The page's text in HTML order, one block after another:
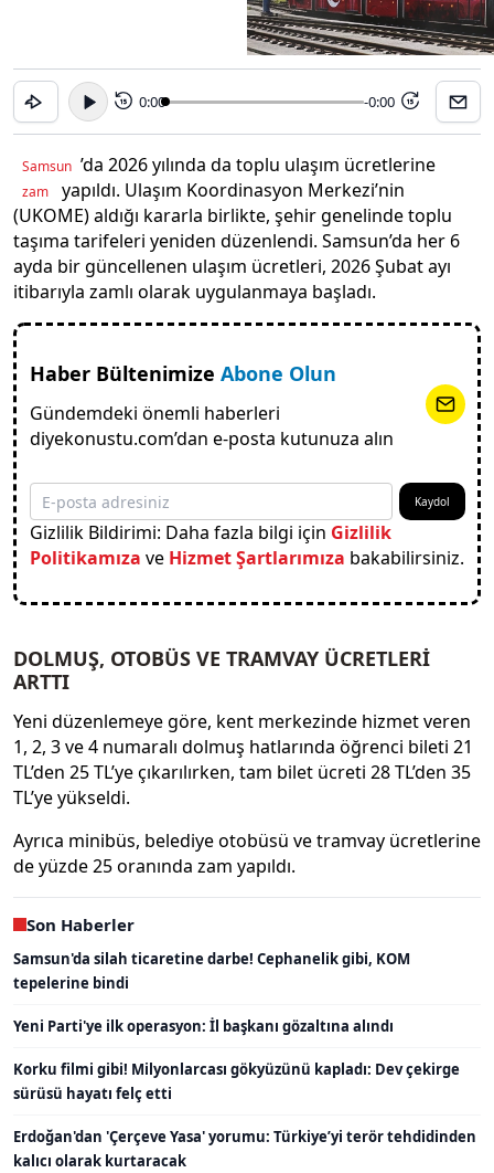
15 0:00 -0:00 15
Samsun ’da 2026 yılında da toplu ulaşım ücretlerine
zam
yapıldı. Ulaşım Koordinasyon Merkezi’nin
(UKOME) aldığı kararla birlikte, şehir genelinde toplu
taşıma tarifeleri yeniden düzenlendi. Samsun’da her 6
ayda bir güncellenen ulaşım ücretleri, 2026 Şubat ayı
itibarıyla zamlı olarak uygulanmaya başladı.
Haber Bültenimize Abone Olun
Gündemdeki önemli haberleri
diyekonustu.com’dan e-posta kutunuza alın
Kaydol
Gizlilik Bildirimi: Daha fazla bilgi için Gizlilik
Politikamıza ve Hizmet Şartlarımıza bakabilirsiniz.
DOLMUŞ, OTOBÜS VE TRAMVAY ÜCRETLERİ
ARTTI
Yeni düzenlemeye göre, kent merkezinde hizmet veren
1, 2, 3 ve 4 numaralı dolmuş hatlarında öğrenci bileti 21
TL’den 25 TL’ye çıkarılırken, tam bilet ücreti 28 TL’den 35
TL’ye yükseldi.
Ayrıca minibüs, belediye otobüsü ve tramvay ücretlerine
de yüzde 25 oranında zam yapıldı.
Son Haberler
Samsun'da silah ticaretine darbe! Cephanelik gibi, KOM
tepelerine bindi
Yeni Parti'ye ilk operasyon: İl başkanı gözaltına alındı
Korku filmi gibi! Milyonlarcası gökyüzünü kapladı: Dev çekirge
sürüsü hayatı felç etti
Erdoğan'dan 'Çerçeve Yasa' yorumu: Türkiye’yi terör tehdidinden
kalıcı olarak kurtaracak